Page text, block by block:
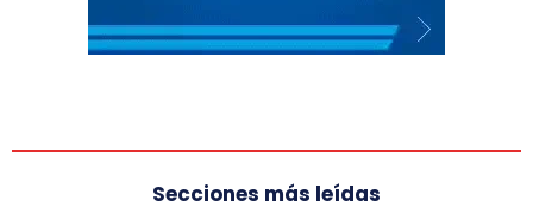
Secciones más leídas